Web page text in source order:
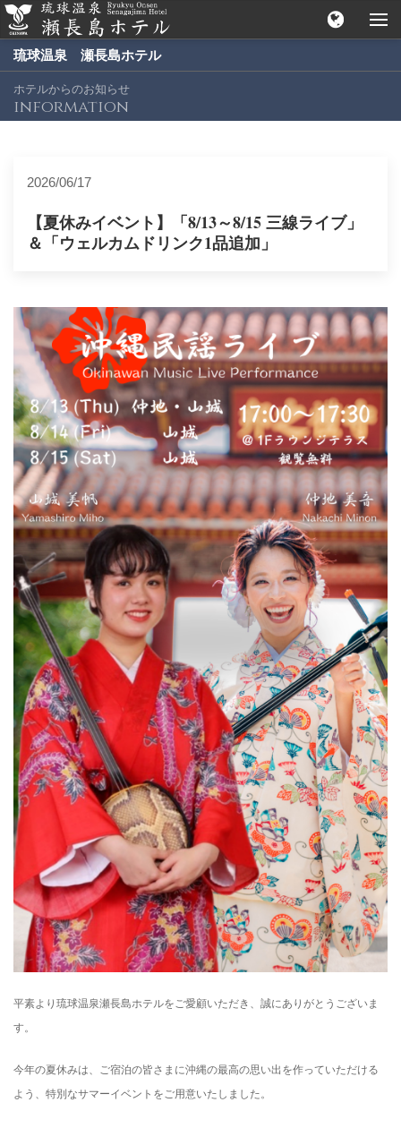
琉球温泉 瀬長島ホテル
ホテルからのお知らせ
information
2026/06/17
【夏休みイベント】「8/13～8/15 三線ライブ」
＆「ウェルカムドリンク1品追加」
平素より琉球温泉瀬長島ホテルをご愛顧いただき、誠にありがとうございま
す。
今年の夏休みは、ご宿泊の皆さまに沖縄の最高の思い出を作っていただける
よう、特別なサマーイベントをご用意いたしました。